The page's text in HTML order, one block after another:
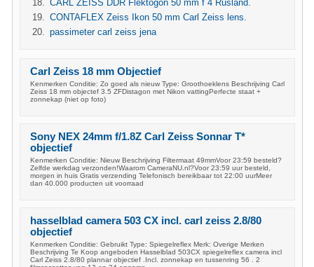
CARL ZEISS DDR Flektogon 50 mm f 4 Rusland.
CONTAFLEX Zeiss Ikon 50 mm Carl Zeiss lens.
passimeter carl zeiss jena
Carl Zeiss 18 mm Objectief
Kenmerken Conditie: Zo goed als nieuw Type: Groothoeklens Beschrijving Carl
Zeiss 18 mm objectef 3.5 ZFDistagon met Nikon vattingPerfecte staat +
zonnekap (niet op foto)
Sony NEX 24mm f/1.8Z Carl Zeiss Sonnar T*
objectief
Kenmerken Conditie: Nieuw Beschrijving Filtermaat 49mmVoor 23:59 besteld?
Zelfde werkdag verzonden!Waarom CameraNU.nl?Voor 23:59 uur besteld,
morgen in huis Gratis verzending Telefonisch bereikbaar tot 22:00 uurMeer
dan 40.000 producten uit voorraad
hasselblad camera 503 CX incl. carl zeiss 2.8/80
objectief
Kenmerken Conditie: Gebruikt Type: Spiegelreflex Merk: Overige Merken
Beschrijving Te Koop angeboden Hasselblad 503CX spiegelreflex camera incl
Carl Zeiss 2.8/80 plannar objectief .Incl. zonnekap en tussenring 56 . 2